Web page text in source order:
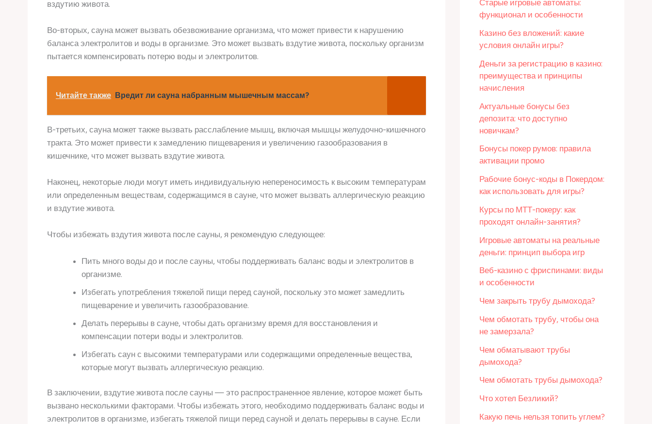
вздутию живота.
Во-вторых, сауна может вызвать обезвоживание организма, что может привести к нарушению
баланса электролитов и воды в организме. Это может вызвать вздутие живота, поскольку организм
пытается компенсировать потерю воды и электролитов.
Читайте также Вредит ли сауна набранным мышечным массам?
В-третьих, сауна может также вызвать расслабление мышц, включая мышцы желудочно-кишечного
тракта. Это может привести к замедлению пищеварения и увеличению газообразования в
кишечнике, что может вызвать вздутие живота.
Наконец, некоторые люди могут иметь индивидуальную непереносимость к высоким температурам
или определенным веществам, содержащимся в сауне, что может вызвать аллергическую реакцию
и вздутие живота.
Чтобы избежать вздутия живота после сауны, я рекомендую следующее:
Пить много воды до и после сауны, чтобы поддерживать баланс воды и электролитов в
организме.
Избегать употребления тяжелой пищи перед сауной, поскольку это может замедлить
пищеварение и увеличить газообразование.
Делать перерывы в сауне, чтобы дать организму время для восстановления и
компенсации потери воды и электролитов.
Избегать саун с высокими температурами или содержащими определенные вещества,
которые могут вызвать аллергическую реакцию.
В заключении, вздутие живота после сауны — это распространенное явление, которое может быть
вызвано несколькими факторами. Чтобы избежать этого, необходимо поддерживать баланс воды и
электролитов в организме, избегать тяжелой пищи перед сауной и делать перерывы в сауне. Если
Старые игровые автоматы:
функционал и особенности
Казино без вложений: какие
условия онлайн игры?
Деньги за регистрацию в казино:
преимущества и принципы
начисления
Актуальные бонусы без
депозита: что доступно
новичкам?
Бонусы покер румов: правила
активации промо
Рабочие бонус-коды в Покердом:
как использовать для игры?
Курсы по МТТ-покеру: как
проходят онлайн-занятия?
Игровые автоматы на реальные
деньги: принцип выбора игр
Веб-казино с фриспинами: виды
и особенности
Чем закрыть трубу дымохода?
Чем обмотать трубу, чтобы она
не замерзала?
Чем обматывают трубы
дымохода?
Чем обмотать трубы дымохода?
Что хотел Безликий?
Какую печь нельзя топить углем?